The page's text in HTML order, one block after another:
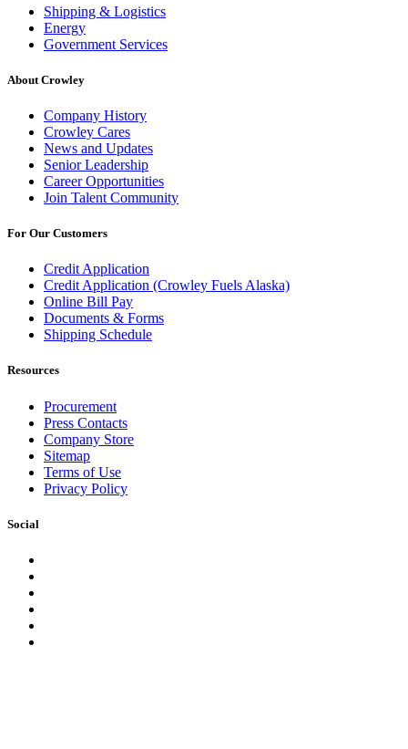
Shipping & Logistics
Energy
Government Services
About Crowley
Company History
Crowley Cares
News and Updates
Senior Leadership
Career Opportunities
Join Talent Community
For Our Customers
Credit Application
Credit Application (Crowley Fuels Alaska)
Online Bill Pay
Documents & Forms
Shipping Schedule
Resources
Procurement
Press Contacts
Company Store
Sitemap
Terms of Use
Privacy Policy
Social